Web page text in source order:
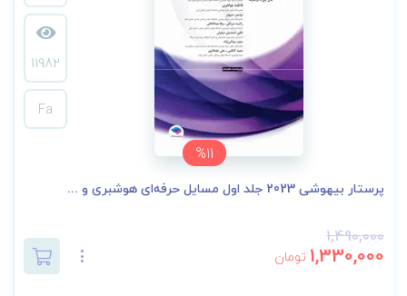
%11
11982
Fa
پرستار بیهوشی 2023 جلد اول مسایل حرفه‌ای هوشبری و ...
1,490,000
1,330,000 تومان